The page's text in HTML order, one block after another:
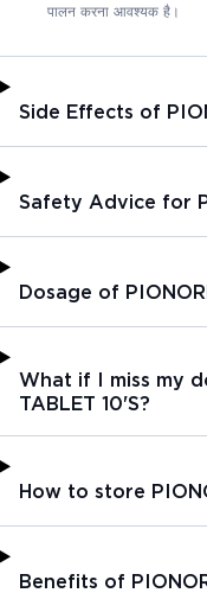
पालन करना आवश्यक है।
Side Effects of
Safety Advice for
Dosage of
What if I miss my
TABLET 10'S?
How to store
Benefits of